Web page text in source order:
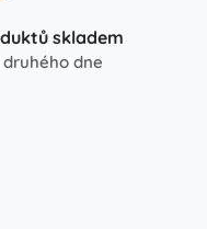
skladem
dne